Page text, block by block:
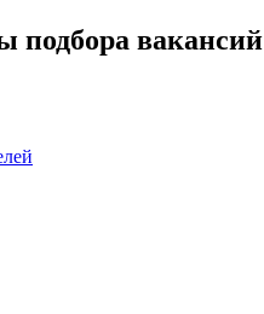
вакансий